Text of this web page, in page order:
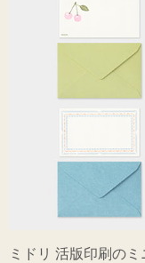
ミドリ 活版印刷のミ